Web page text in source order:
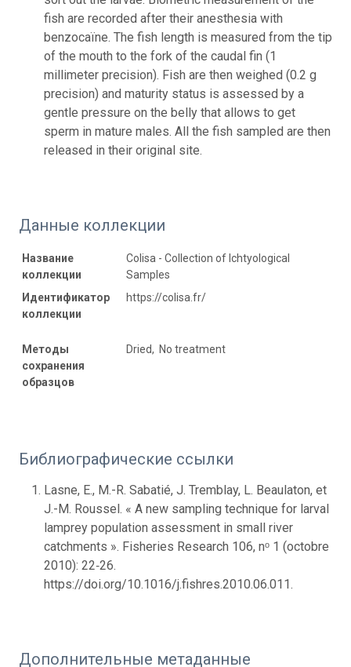
fish are recorded after their anesthesia with
benzocaïne. The fish length is measured from the tip
of the mouth to the fork of the caudal fin (1
millimeter precision). Fish are then weighed (0.2 g
precision) and maturity status is assessed by a
gentle pressure on the belly that allows to get
sperm in mature males. All the fish sampled are then
released in their original site.
Данные коллекции
Название
коллекции
Colisa - Collection of Ichtyological
Samples
Идентификатор
коллекции
https://colisa.fr/
Методы
сохранения
образцов
Dried, No treatment
Библиографические ссылки
Lasne, E., M.-R. Sabatié, J. Tremblay, L. Beaulaton, et
J.-M. Roussel. « A new sampling technique for larval
lamprey population assessment in small river
catchments ». Fisheries Research 106, nᵒ 1 (octobre
2010): 22‑26.
https://doi.org/10.1016/j.fishres.2010.06.011.
Дополнительные метаданные